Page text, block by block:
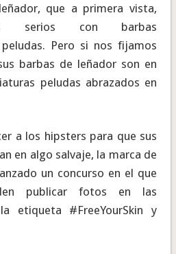
que a primera vista,
serios con barbas
Pero si nos fijamos
barbas de leñador son en
peludas abrazados en
a los hipsters para que sus
en algo salvaje, la marca de
un concurso en el que
publicar fotos en las
etiqueta #FreeYourSkin y